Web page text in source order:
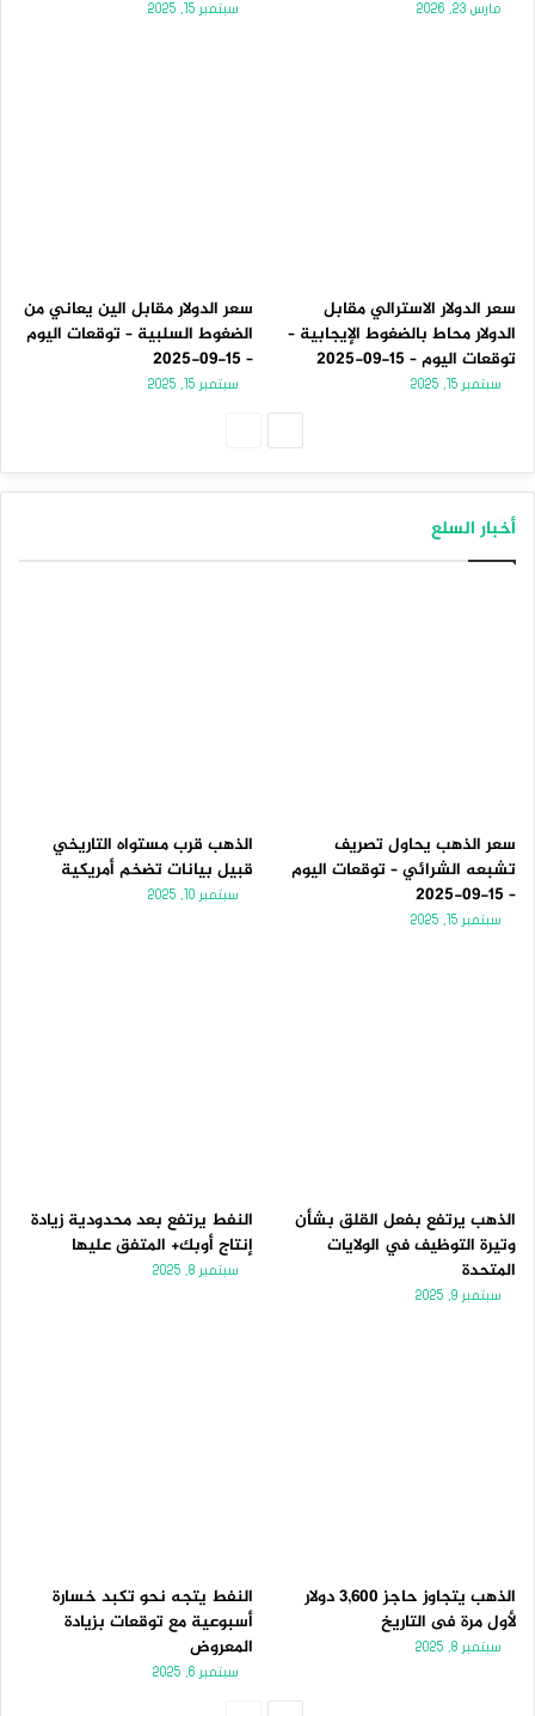
مارس 23, 2026 سبتمبر 15, 2025
سعر الدولار الاسترالي مقابل
الدولار محاط بالضغوط الإيجابية –
توقعات اليوم – 15-09-2025
سبتمبر 15, 2025
سعر الدولار مقابل الين يعاني من
الضغوط السلبية – توقعات اليوم
– 15-09-2025
سبتمبر 15, 2025
أخبار السلع
سعر الذهب يحاول تصريف
تشبعه الشرائي – توقعات اليوم
– 15-09-2025
سبتمبر 15, 2025
الذهب قرب مستواه التاريخي
قبيل بيانات تضخم أمريكية
سبتمبر 10, 2025
الذهب يرتفع بفعل القلق بشأن
وتيرة التوظيف في الولايات
المتحدة
سبتمبر 9, 2025
النفط يرتفع بعد محدودية زيادة
إنتاج أوبك+ المتفق عليها
سبتمبر 8, 2025
الذهب يتجاوز حاجز 3,600 دولار
لأول مرة فى التاريخ
سبتمبر 8, 2025
النفط يتجه نحو تكبد خسارة
أسبوعية مع توقعات بزيادة
المعروض
سبتمبر 6, 2025